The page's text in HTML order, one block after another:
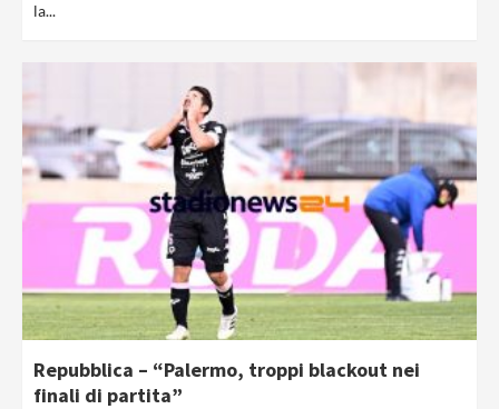
la...
Repubblica – “Palermo, troppi blackout nei
finali di partita”